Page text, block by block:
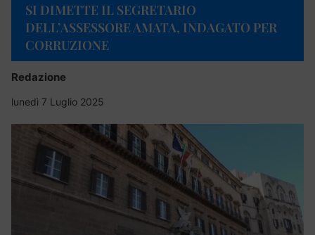
SI DIMETTE IL SEGRETARIO
DELL’ASSESSORE AMATA, INDAGATO PER
CORRUZIONE
Redazione
lunedì 7 Luglio 2025